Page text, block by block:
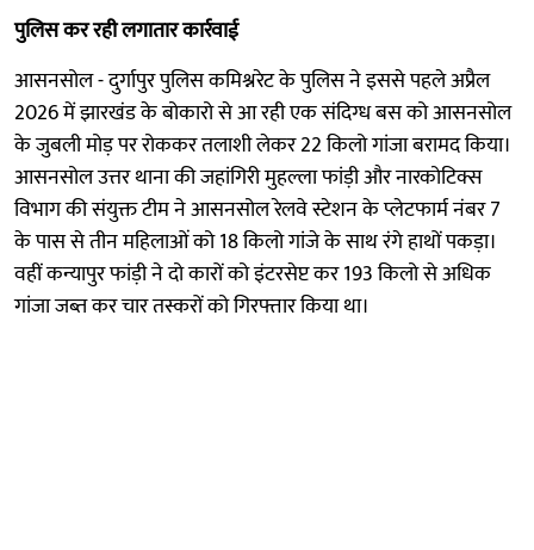
पुलिस कर रही लगातार कार्रवाई
आसनसोल - दुर्गापुर पुलिस कमिश्नरेट के पुलिस ने इससे पहले अप्रैल
2026 में झारखंड के बोकारो से आ रही एक संदिग्ध बस को आसनसोल
के जुबली मोड़ पर रोककर तलाशी लेकर 22 किलो गांजा बरामद किया।
आसनसोल उत्तर थाना की जहांगिरी मुहल्ला फांड़ी और नारकोटिक्स
विभाग की संयुक्त टीम ने आसनसोल रेलवे स्टेशन के प्लेटफार्म नंबर 7
के पास से तीन महिलाओं को 18 किलो गांजे के साथ रंगे हाथों पकड़ा।
वहीं कन्यापुर फांड़ी ने दो कारों को इंटरसेप्ट कर 193 किलो से अधिक
गांजा जब्त कर चार तस्करों को गिरफ्तार किया था।